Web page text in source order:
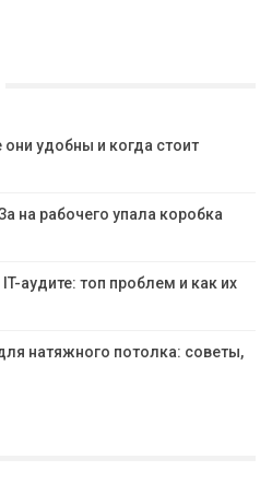
удобны и когда стоит
на рабочего упала коробка
аудите: топ проблем и как их
натяжного потолка: советы,